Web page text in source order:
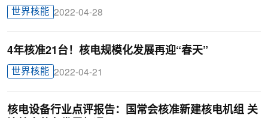
世界核能 2022-04-28
4年核准21台！核电规模化发展再迎“春天”
世界核能 2022-04-21
核电设备行业点评报告：国常会核准新建核电机组 关